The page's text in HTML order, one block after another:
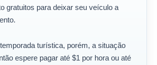
gratuitos para deixar seu veículo a
turística, porém, a situação
espere pagar até $1 por hora ou até